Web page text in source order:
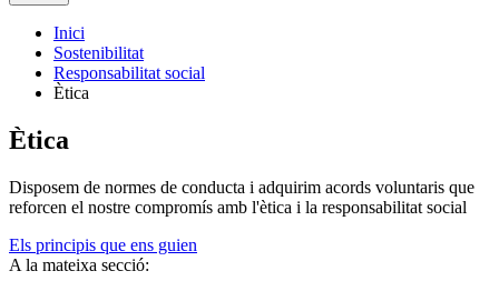
Inici
Sostenibilitat
Responsabilitat social
Ètica
Ètica
Disposem de normes de conducta i adquirim acords voluntaris que
reforcen el nostre compromís amb l'ètica i la responsabilitat social
Els principis que ens guien
A la mateixa secció: